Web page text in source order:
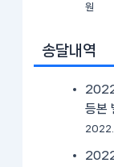
원
송달내역
등본